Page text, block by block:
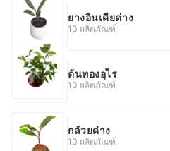
ยางอินเดียด่าง
10 ผลิตภัณฑ์
ต้นทองอุไร
10 ผลิตภัณฑ์
กล้วยด่าง
10 ผลิตภัณฑ์